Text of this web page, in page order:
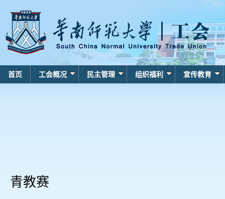
首页 工会概况 民主管理 组织福利 宣传教育
青教赛